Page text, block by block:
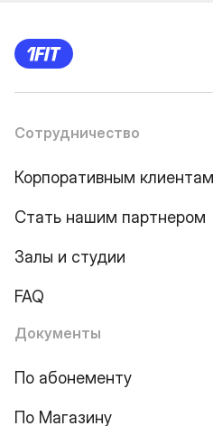
Сотрудничество
Корпоративным клиентам
Стать нашим партнером
Залы и студии
FAQ
Документы
По абонементу
По Магазину